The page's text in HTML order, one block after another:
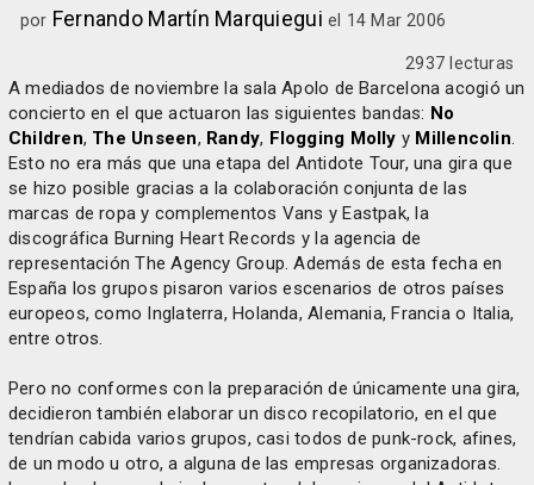
por Fernando Martín Marquiegui el 14 Mar 2006
2937 lecturas
A mediados de noviembre la sala Apolo de Barcelona acogió un
concierto en el que actuaron las siguientes bandas: No
Children, The Unseen, Randy, Flogging Molly y Millencolin.
Esto no era más que una etapa del Antidote Tour, una gira que
se hizo posible gracias a la colaboración conjunta de las
marcas de ropa y complementos Vans y Eastpak, la
discográfica Burning Heart Records y la agencia de
representación The Agency Group. Además de esta fecha en
España los grupos pisaron varios escenarios de otros países
europeos, como Inglaterra, Holanda, Alemania, Francia o Italia,
entre otros.
Pero no conformes con la preparación de únicamente una gira,
decidieron también elaborar un disco recopilatorio, en el que
tendrían cabida varios grupos, casi todos de punk-rock, afines,
de un modo u otro, a alguna de las empresas organizadoras.